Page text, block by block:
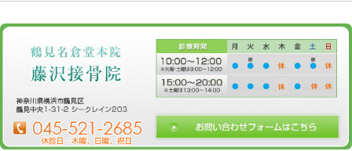
Blog記事一覧>未分類> 足底筋痛/歩行困難、かかと痛、
足底筋痛/歩行困難、かかと痛、
2017.01.12 | Category:未分類